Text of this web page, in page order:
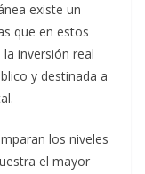
existe un
que en estos
inversión real
y destinada a
los niveles
el mayor